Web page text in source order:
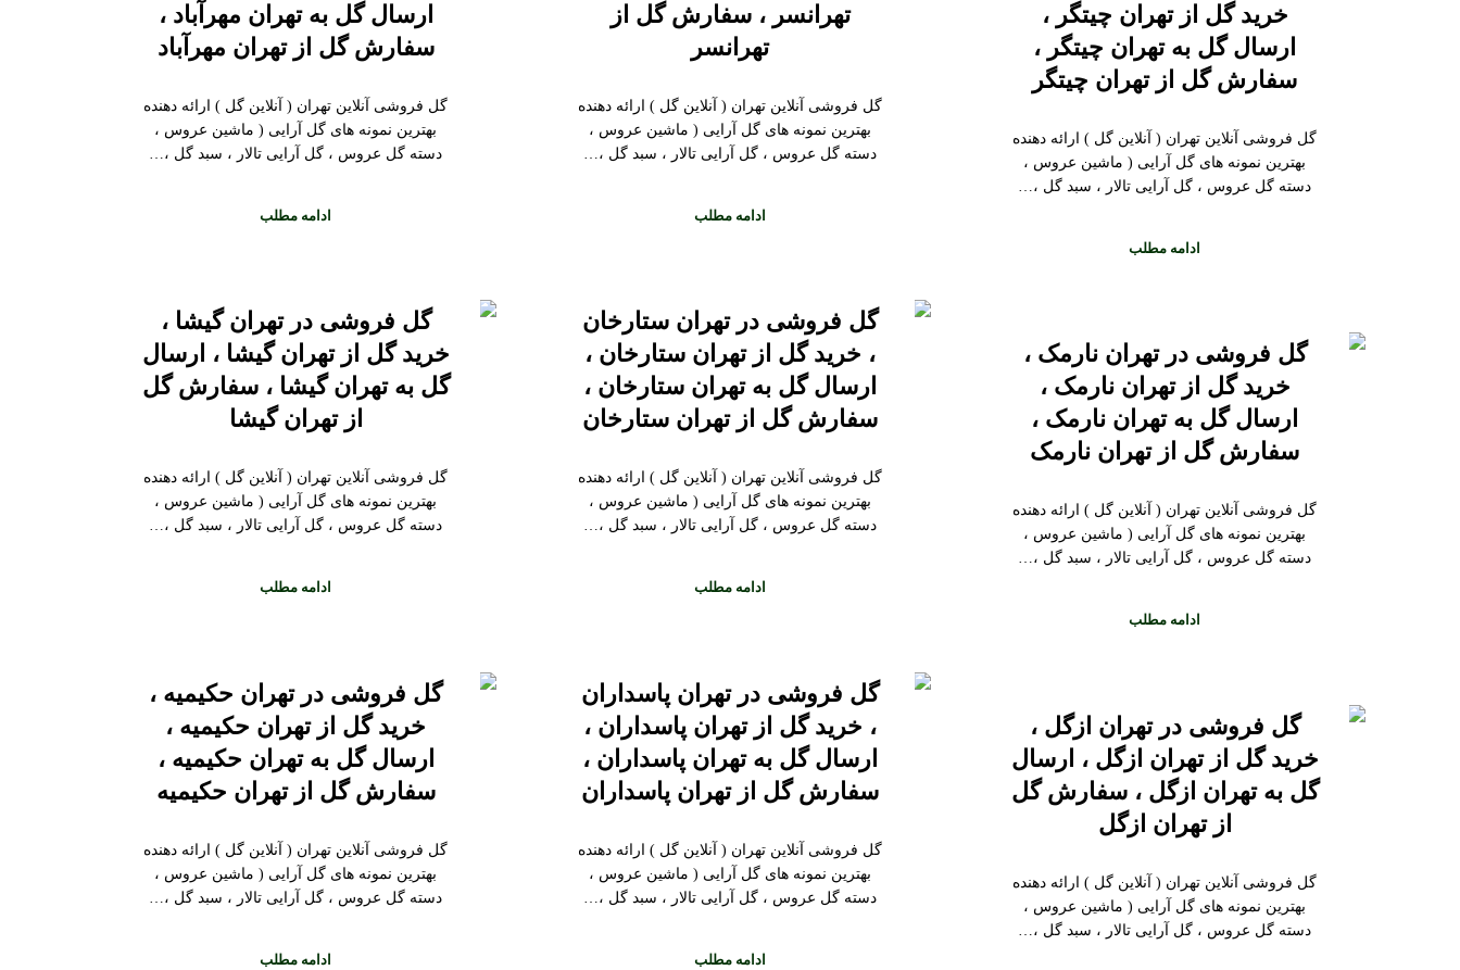
ارسال گل به تهران مهرآباد ،
سفارش گل از تهران مهرآباد
گل فروشی آنلاین تهران ( آنلاین گل ) ارائه دهنده
بهترین نمونه های گل آرایی ( ماشین عروس ،
دسته گل عروس ، گل آرایی تالار ، سبد گل ،…
ادامه مطلب
تهرانسر ، سفارش گل از
تهرانسر
گل فروشی آنلاین تهران ( آنلاین گل ) ارائه دهنده
بهترین نمونه های گل آرایی ( ماشین عروس ،
دسته گل عروس ، گل آرایی تالار ، سبد گل ،…
ادامه مطلب
خرید گل از تهران چیتگر ،
ارسال گل به تهران چیتگر ،
سفارش گل از تهران چیتگر
گل فروشی آنلاین تهران ( آنلاین گل ) ارائه دهنده
بهترین نمونه های گل آرایی ( ماشین عروس ،
دسته گل عروس ، گل آرایی تالار ، سبد گل ،…
ادامه مطلب
گل فروشی در تهران گیشا ،
خرید گل از تهران گیشا ، ارسال
گل به تهران گیشا ، سفارش گل
از تهران گیشا
گل فروشی آنلاین تهران ( آنلاین گل ) ارائه دهنده
بهترین نمونه های گل آرایی ( ماشین عروس ،
دسته گل عروس ، گل آرایی تالار ، سبد گل ،…
ادامه مطلب
گل فروشی در تهران ستارخان
، خرید گل از تهران ستارخان ،
ارسال گل به تهران ستارخان ،
سفارش گل از تهران ستارخان
گل فروشی آنلاین تهران ( آنلاین گل ) ارائه دهنده
بهترین نمونه های گل آرایی ( ماشین عروس ،
دسته گل عروس ، گل آرایی تالار ، سبد گل ،…
ادامه مطلب
گل فروشی در تهران نارمک ،
خرید گل از تهران نارمک ،
ارسال گل به تهران نارمک ،
سفارش گل از تهران نارمک
گل فروشی آنلاین تهران ( آنلاین گل ) ارائه دهنده
بهترین نمونه های گل آرایی ( ماشین عروس ،
دسته گل عروس ، گل آرایی تالار ، سبد گل ،…
ادامه مطلب
گل فروشی در تهران حکیمیه ،
خرید گل از تهران حکیمیه ،
ارسال گل به تهران حکیمیه ،
سفارش گل از تهران حکیمیه
گل فروشی آنلاین تهران ( آنلاین گل ) ارائه دهنده
بهترین نمونه های گل آرایی ( ماشین عروس ،
دسته گل عروس ، گل آرایی تالار ، سبد گل ،…
ادامه مطلب
گل فروشی در تهران پاسداران
، خرید گل از تهران پاسداران ،
ارسال گل به تهران پاسداران ،
سفارش گل از تهران پاسداران
گل فروشی آنلاین تهران ( آنلاین گل ) ارائه دهنده
بهترین نمونه های گل آرایی ( ماشین عروس ،
دسته گل عروس ، گل آرایی تالار ، سبد گل ،…
ادامه مطلب
گل فروشی در تهران ازگل ،
خرید گل از تهران ازگل ، ارسال
گل به تهران ازگل ، سفارش گل
از تهران ازگل
گل فروشی آنلاین تهران ( آنلاین گل ) ارائه دهنده
بهترین نمونه های گل آرایی ( ماشین عروس ،
دسته گل عروس ، گل آرایی تالار ، سبد گل ،…